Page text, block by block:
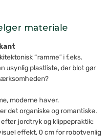
materiale
“ramme” i f.eks.
usynlig plastliste, der blot gør
moderne haver.
det organiske og romantiske.
jordtryk og klippepraktik:
effekt, 0 cm for robotvenlig